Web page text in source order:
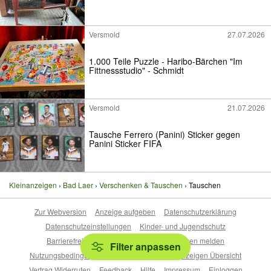
Versmold 27.07.2026
1.000 Teile Puzzle - Haribo-Bärchen "Im
Fittnessstudio" - Schmidt
Versmold 21.07.2026
Tausche Ferrero (Panini) Sticker gegen
Panini Sticker FIFA
Kleinanzeigen Bad Laer Verschenken & Tauschen Tauschen
Filter anpassen
Zur Webversion Anzeige aufgeben
Datenschutzerklärung
Datenschutzeinstellungen
Kinder- und Jugendschutz
Barrierefreiheitserklärung
Sicherheitslücken melden
Nutzungsbedingungen
Beliebte Suchen
Anzeigen Übersicht